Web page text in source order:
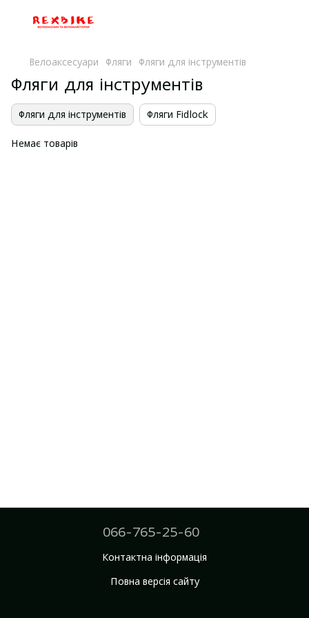
Велоаксесуари Фляги Фляги для інструментів
Фляги для інструментів
Фляги для інструментів Фляги Fidlock
Немає товарів
066-765-25-60
Контактна інформація
Повна версія сайту